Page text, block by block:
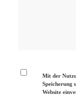
Mit der
Speicherung
Website